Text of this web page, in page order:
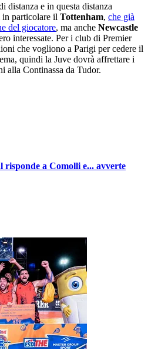
distanza e in questa distanza
in particolare il Tottenham, che già
del giocatore, ma anche Newcastle
interessate. Per i club di Premier
che vogliono a Parigi per cedere il
quindi la Juve dovrà affrettare i
alla Continassa da Tudor.
risponde a Comolli e... avverte